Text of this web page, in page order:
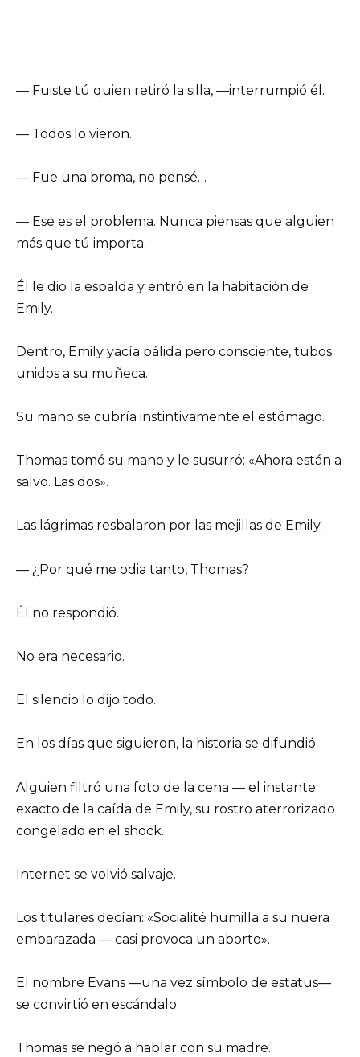
— Fuiste tú quien retiró la silla, —interrumpió él.
— Todos lo vieron.
— Fue una broma, no pensé…
— Ese es el problema. Nunca piensas que alguien
más que tú importa.
Él le dio la espalda y entró en la habitación de
Emily.
Dentro, Emily yacía pálida pero consciente, tubos
unidos a su muñeca.
Su mano se cubría instintivamente el estómago.
Thomas tomó su mano y le susurró: «Ahora están a
salvo. Las dos».
Las lágrimas resbalaron por las mejillas de Emily.
— ¿Por qué me odia tanto, Thomas?
Él no respondió.
No era necesario.
El silencio lo dijo todo.
En los días que siguieron, la historia se difundió.
Alguien filtró una foto de la cena — el instante
exacto de la caída de Emily, su rostro aterrorizado
congelado en el shock.
Internet se volvió salvaje.
Los titulares decían: «Socialité humilla a su nuera
embarazada — casi provoca un aborto».
El nombre Evans —una vez símbolo de estatus—
se convirtió en escándalo.
Thomas se negó a hablar con su madre.